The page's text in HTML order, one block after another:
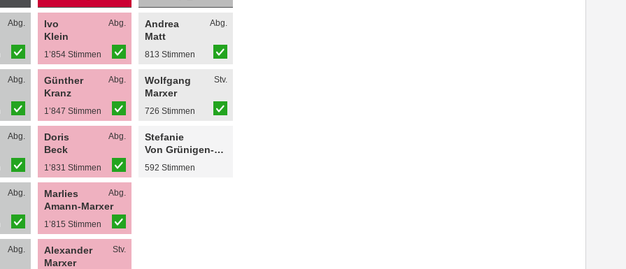
Abg.
Abg.
Abg.
Abg.
Abg.
Ivo
Klein
Abg.
1’854 Stimmen
Günther
Kranz
Abg.
1’847 Stimmen
Doris
Beck
Abg.
1’831 Stimmen
Marlies
Amann-Marxer
Abg.
1’815 Stimmen
Alexander
Marxer
Stv.
Andrea
Matt
Abg.
813 Stimmen
Wolfgang
Marxer
Stv.
726 Stimmen
Stefanie
Von Grünigen-Sele
592 Stimmen